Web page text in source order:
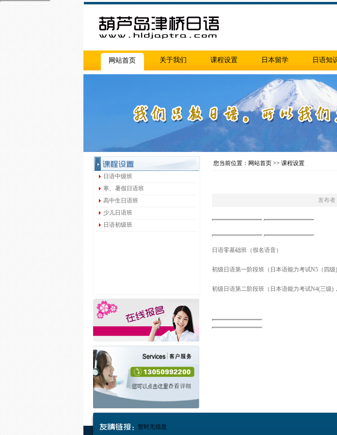
网站首页 关于我们 课程设置 日本留学 日语知
日语中级班
寒、暑假日语班
高中生日语班
少儿日语班
日语初级班
您当前位置：网站首页 >> 课程设置
发布者
日语零基础班（假名语音）
初级日语第一阶段班（日本语能力考试N5（四级)
初级日语第二阶段班（日本语能力考试N4(三级)
暂时无信息